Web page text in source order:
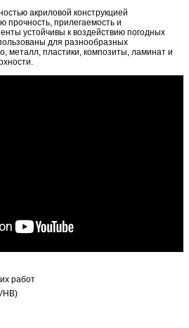
акриловой конструкцией
прочность, прилегаемость и
устойчивы к воздействию погодных
для разнообразных
металл, пластики, композиты, ламинат и
работ